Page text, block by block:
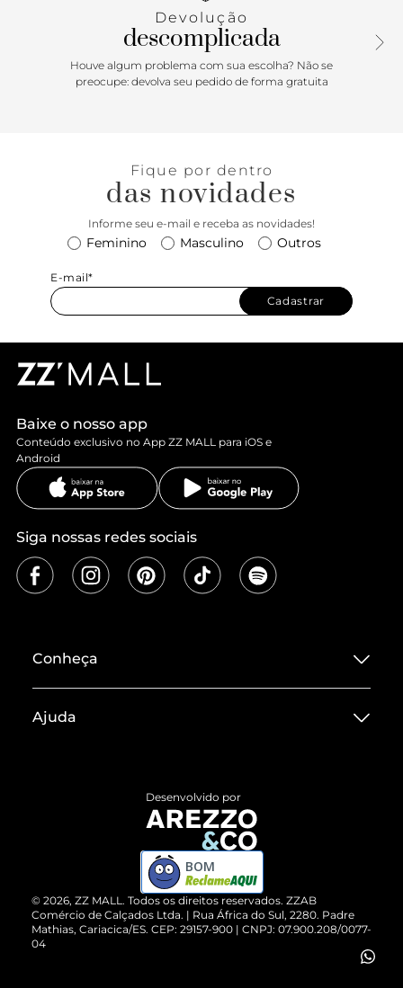
Devolução
descomplicada
Houve algum problema com sua escolha? Não se
preocupe: devolva seu pedido de forma gratuita
Fique por dentro
das novidades
Informe seu e-mail e receba as novidades!
Feminino Masculino Outros
E-mail*
Cadastrar
Baixe o nosso app
Conteúdo exclusivo no App ZZ MALL para iOS e
Android
Siga nossas redes sociais
Conheça
Termos de Uso
ZZ MALL é confiável
Cartão Presente
Vendas Corporativas
Ajuda
Devolução do Produto
Compre pelo WhatsApp
© 2026, ZZ MALL. Todos os direitos reservados. ZZAB
Comércio de Calçados Ltda. | Rua África do Sul, 2280. Padre
Mathias, Cariacica/ES. CEP: 29157-900 | CNPJ: 07.900.208/0077-
04
Desenvolvido por
BOM